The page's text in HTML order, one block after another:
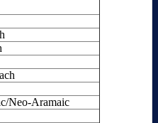
Neo-Aramaic